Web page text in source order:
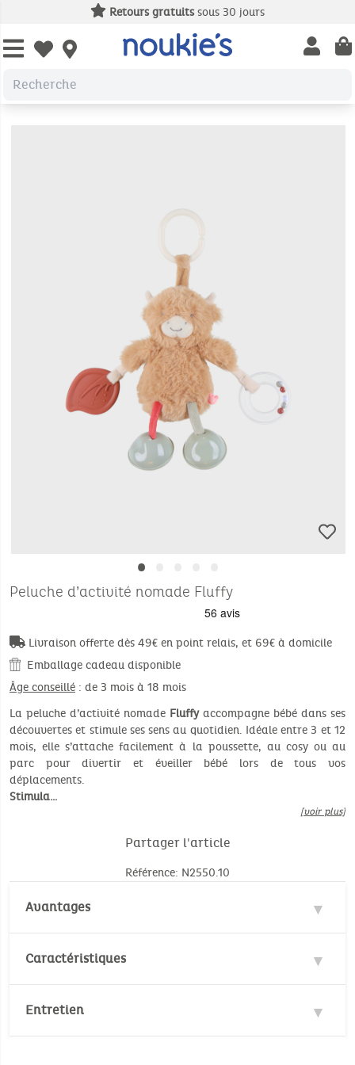
Retours gratuitssous 30 jours
Open wishlist Open
•
Peluche d’activité nomade Fluffy
Livraison offerte dès 49€ en point relais, et 69€ à domicile
Emballage cadeau disponible
Âge conseillé : de 3 mois à 18 mois
La peluche d’activité nomade Fluffyaccompagne bébé dans ses
découvertes et stimule ses sens au quotidien. Idéale entre 3 et 12
mois, elle s’attache facilement à la poussette, au cosy ou au
parc pour divertir et éveiller bébé lors de tous vos
déplacements.
Stimula…
[voir plus]
Partager l'article
Référence: N2550.10
Avantages
Caractéristiques
Entretien